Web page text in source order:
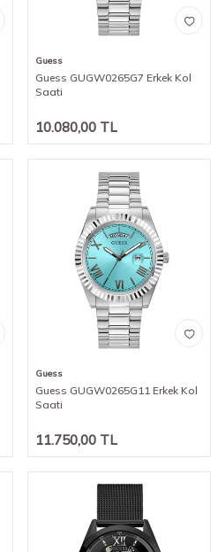
Guess
Guess GUGW0265G7 Erkek Kol
Saati
10.080,00 TL
Guess
Guess GUGW0265G11 Erkek Kol
Saati
11.750,00 TL